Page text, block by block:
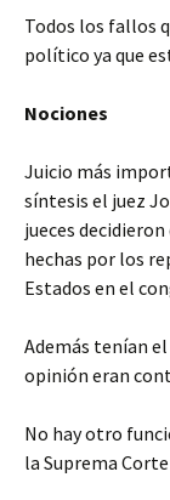
Todos los fallos
político ya que
Nociones
Juicio más
síntesis el juez
jueces
hechas por los
Estados en el
Además tenían
opinión eran
No hay otro
la Suprema Corte